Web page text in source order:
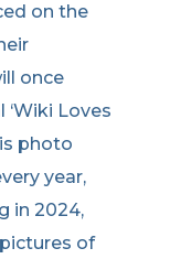
on the
once
Loves
photo
year,
in 2024,
of